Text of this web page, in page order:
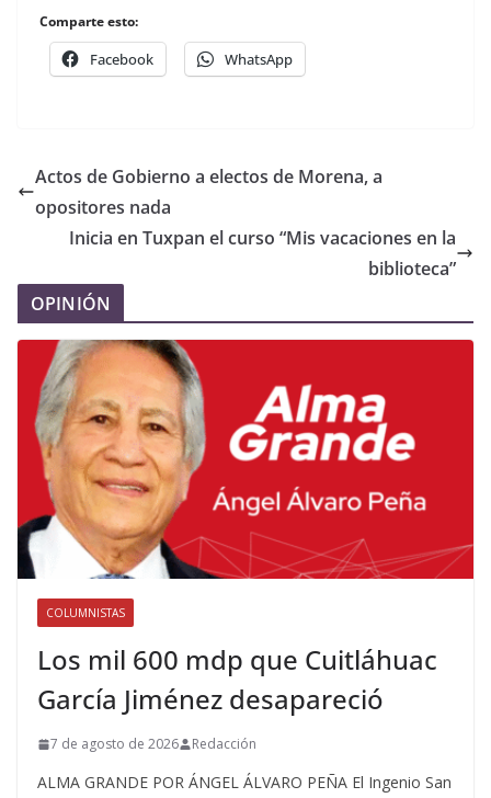
Comparte esto:
Facebook WhatsApp
Actos de Gobierno a electos de Morena, a
opositores nada
Inicia en Tuxpan el curso “Mis vacaciones en la
biblioteca”
OPINIÓN
COLUMNISTAS
Los mil 600 mdp que Cuitláhuac
García Jiménez desapareció
7 de agosto de 2026 Redacción
ALMA GRANDE POR ÁNGEL ÁLVARO PEÑA El Ingenio San